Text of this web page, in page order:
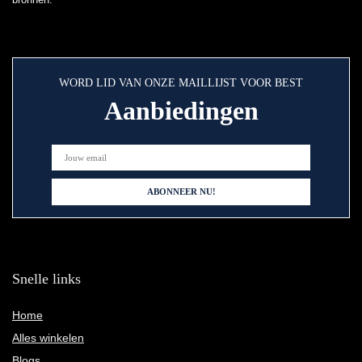
WORD LID VAN ONZE MAILLIJST VOOR BEST
Aanbiedingen
Snelle links
Home
Alles winkelen